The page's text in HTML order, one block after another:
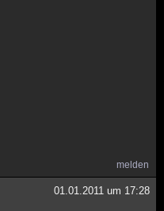
melden
01.01.2011 um 17:28